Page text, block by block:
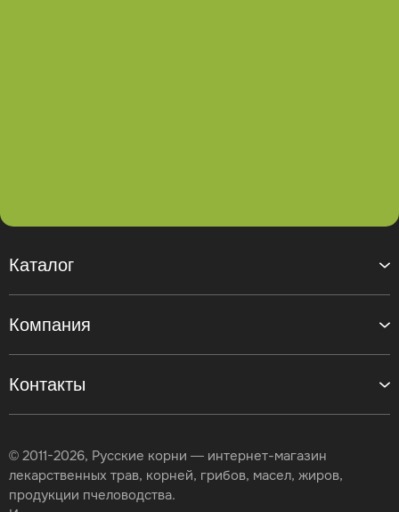
Контакты
Каталог
Компания
© 2011-2026, Русские корни — интернет-магазин
лекарственных трав, корней, грибов, масел, жиров,
продукции пчеловодства.